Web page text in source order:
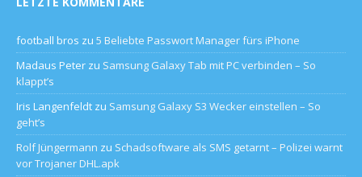
football bros zu 5 Beliebte Passwort Manager fürs iPhone
Madaus Peter zu Samsung Galaxy Tab mit PC verbinden – So
klappt’s
Iris Langenfeldt zu Samsung Galaxy S3 Wecker einstellen – So
geht’s
Rolf Jüngermann zu Schadsoftware als SMS getarnt – Polizei warnt
vor Trojaner DHL.apk